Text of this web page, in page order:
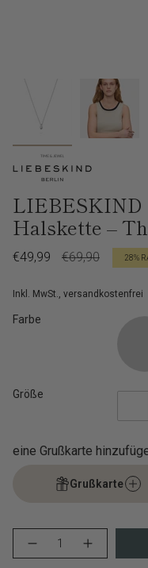
Halskette –
Verkaufspreis
€49,99
Regulärer
€69,90 28%
Inkl. MwSt., versandkostenfrei
Farbe
Größe
eine Grußkarte
Grußkarte
Menge
für